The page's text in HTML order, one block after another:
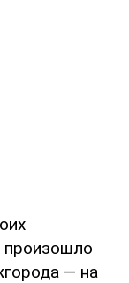
произошло
— на